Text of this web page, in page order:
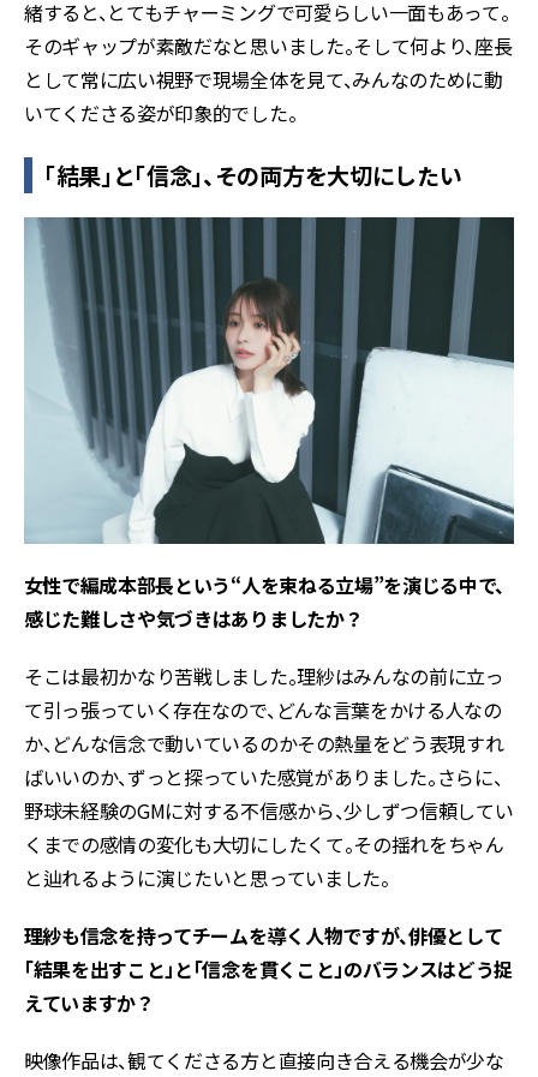
緒すると、とてもチャーミングで可愛らしい一面もあって。
そのギャップが素敵だなと思いました。そして何より、座長
として常に広い視野で現場全体を見て、みんなのために動
いてくださる姿が印象的でした。
「結果」と「信念」、その両方を大切にしたい
――女性で編成本部長という“人を束ねる立場”を演じる中で、
感じた難しさや気づきはありましたか？
そこは最初かなり苦戦しました。理紗はみんなの前に立っ
て引っ張っていく存在なので、どんな言葉をかける人なの
か、どんな信念で動いているのか――その熱量をどう表現すれ
ばいいのか、ずっと探っていた感覚がありました。さらに、
野球未経験のGMに対する不信感から、少しずつ信頼してい
くまでの感情の変化も大切にしたくて。その揺れをちゃん
と辿れるように演じたいと思っていました。
――理紗も信念を持ってチームを導く人物ですが、俳優として
「結果を出すこと」と「信念を貫くこと」のバランスはどう捉
えていますか？
映像作品は、観てくださる方と直接向き合える機会が少な